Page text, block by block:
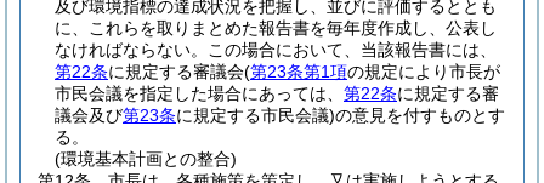
及び環境指標の達成状況を把握し、並びに評価するととも
に、これらを取りまとめた報告書を毎年度作成し、公表し
なければならない。
この場合において、当該報告書には、
第22条に規定する審議会(第23条第1項の規定により市長が
市民会議を指定した場合にあっては、 第22条に規定する審
議会及び第23条に規定する市民会議)の意見を付すものとす
る。
(環境基本計画との整合)